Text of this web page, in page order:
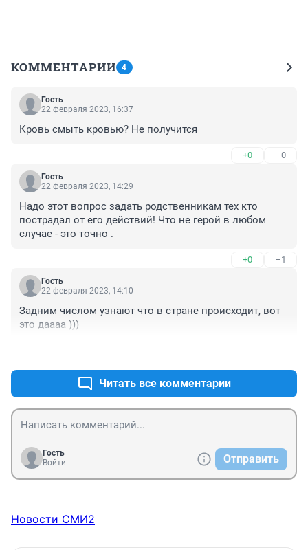
КОММЕНТАРИИ 4
Гость
22 февраля 2023, 16:37
Кровь смыть кровью? Не получится
+0 –0
Гость
22 февраля 2023, 14:29
Надо этот вопрос задать родственникам тех кто
пострадал от его действий! Что не герой в любом
случае - это точно .
+0 –1
Гость
22 февраля 2023, 14:10
Задним числом узнают что в стране происходит, вот
это даааа )))
Читать все комментарии
Гость
Войти
Отправить
Новости СМИ2